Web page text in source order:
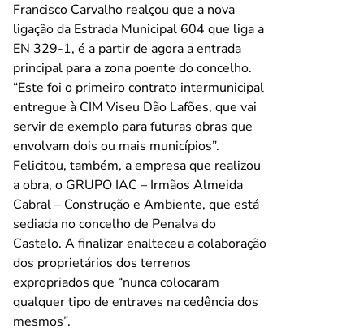
Francisco Carvalho realçou que a nova
ligação da Estrada Municipal 604 que liga a
EN 329-1, é a partir de agora a entrada
principal para a zona poente do concelho.
“Este foi o primeiro contrato intermunicipal
entregue à CIM Viseu Dão Lafões, que vai
servir de exemplo para futuras obras que
envolvam dois ou mais municípios”.
Felicitou, também, a empresa que realizou
a obra, o GRUPO IAC – Irmãos Almeida
Cabral – Construção e Ambiente, que está
sediada no concelho de Penalva do
Castelo. A finalizar enalteceu a colaboração
dos proprietários dos terrenos
expropriados que “nunca colocaram
qualquer tipo de entraves na cedência dos
mesmos”.